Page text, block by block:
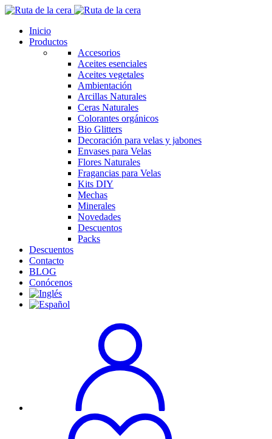
Inicio
Productos
Accesorios
Aceites esenciales
Aceites vegetales
Ambientación
Arcillas Naturales
Ceras Naturales
Colorantes orgánicos
Bio Glitters
Decoración para velas y jabones
Envases para Velas
Flores Naturales
Fragancias para Velas
Kits DIY
Mechas
Minerales
Novedades
Descuentos
Packs
Descuentos
Contacto
BLOG
Conócenos